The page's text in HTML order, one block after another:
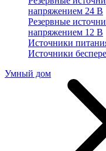
напряжением 24 В
Резервные
напряжением 12 В
Источники
Источники
Умный дом